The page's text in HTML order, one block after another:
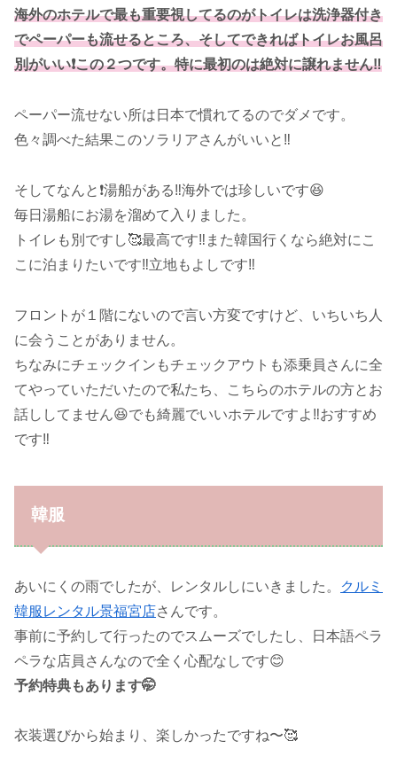
海外のホテルで最も重要視してるのがトイレは洗浄器付き
でペーパーも流せるところ、そしてできればトイレお風呂
別がいい❗️この２つです。特に最初のは絶対に譲れません‼️
ペーパー流せない所は日本で慣れてるのでダメです。
色々調べた結果このソラリアさんがいいと‼️
そしてなんと❗️湯船がある‼️海外では珍しいです😆
毎日湯船にお湯を溜めて入りました。
トイレも別ですし🥰最高です‼️また韓国行くなら絶対にこ
こに泊まりたいです‼️立地もよしです‼️
フロントが１階にないので言い方変ですけど、いちいち人
に会うことがありません。
ちなみにチェックインもチェックアウトも添乗員さんに全
てやっていただいたので私たち、こちらのホテルの方とお
話ししてません😆でも綺麗でいいホテルですよ‼️おすすめ
です‼️
韓服
あいにくの雨でしたが、レンタルしにいきました。
クルミ
韓服レンタル景福宮店さんです。
事前に予約して行ったのでスムーズでしたし、日本語ペラ
ペラな店員さんなので全く心配なしです😊
予約特典もあります🤭
衣装選びから始まり、楽しかったですね〜🥰